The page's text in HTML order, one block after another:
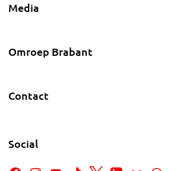
Media
Omroep Brabant
Contact
Social